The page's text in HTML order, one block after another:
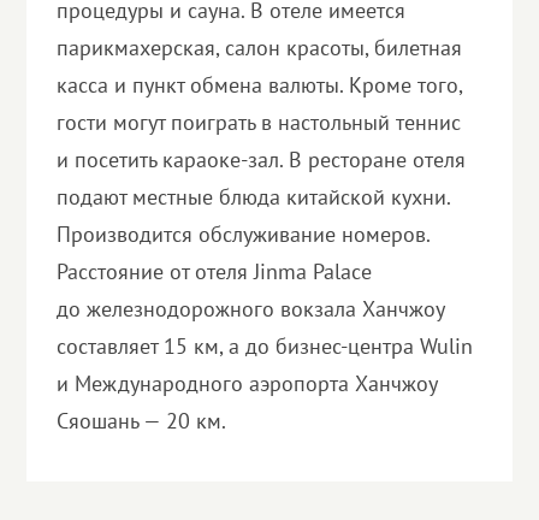
процедуры и сауна. В отеле имеется
парикмахерская, салон красоты, билетная
касса и пункт обмена валюты. Кроме того,
гости могут поиграть в настольный теннис
и посетить караоке-зал. В ресторане отеля
подают местные блюда китайской кухни.
Производится обслуживание номеров.
Расстояние от отеля Jinma Palace
до железнодорожного вокзала Ханчжоу
составляет 15 км, а до бизнес-центра Wulin
и Международного аэропорта Ханчжоу
Сяошань — 20 км.